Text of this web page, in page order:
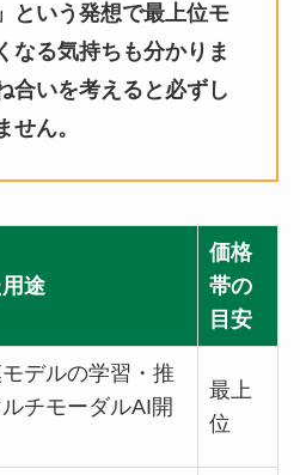
という発想で最上位モ
なる気持ちも分かりま
合いを考えると必ずし
せん。
途
価格
帯の
目安
デルの学習・推
チモーダルAI開
最上
位